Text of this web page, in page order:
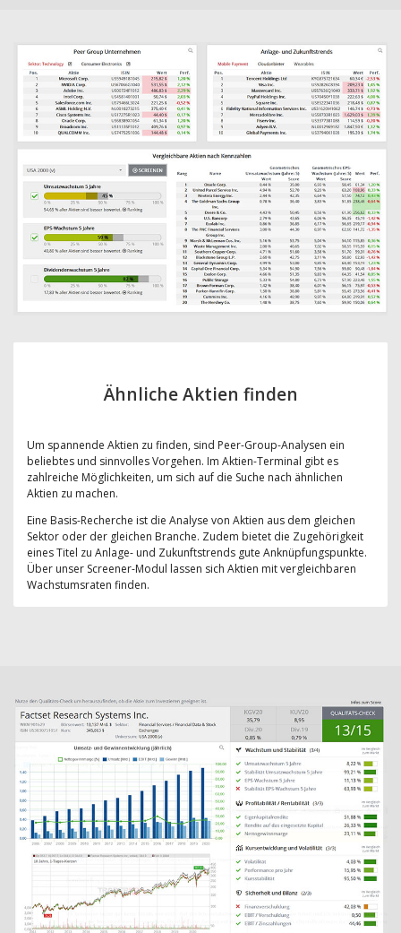
Ähnliche Aktien finden
Um spannende Aktien zu finden, sind Peer-Group-Analysen ein
beliebtes und sinnvolles Vorgehen. Im Aktien-Terminal gibt es
zahlreiche Möglichkeiten, um sich auf die Suche nach ähnlichen
Aktien zu machen.
Eine Basis-Recherche ist die Analyse von Aktien aus dem gleichen
Sektor oder der gleichen Branche. Zudem bietet die Zugehörigkeit
eines Titel zu Anlage- und Zukunftstrends gute Anknüpfungspunkte.
Über unser Screener-Modul lassen sich Aktien mit vergleichbaren
Wachstumsraten finden.